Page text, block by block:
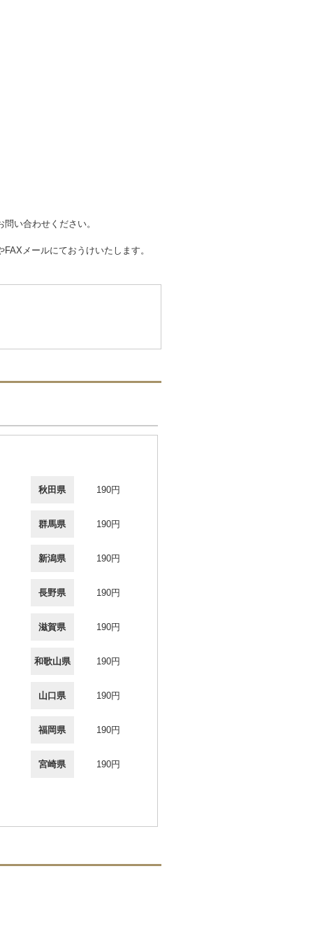
い合わせください。
メールにておうけいたします。
秋田県 190円
群馬県 190円
新潟県 190円
長野県 190円
滋賀県 190円
和歌山県 190円
山口県 190円
福岡県 190円
宮崎県 190円